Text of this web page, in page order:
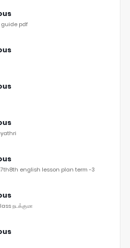
pdf
english lesson plan term -3
நடக்குமா